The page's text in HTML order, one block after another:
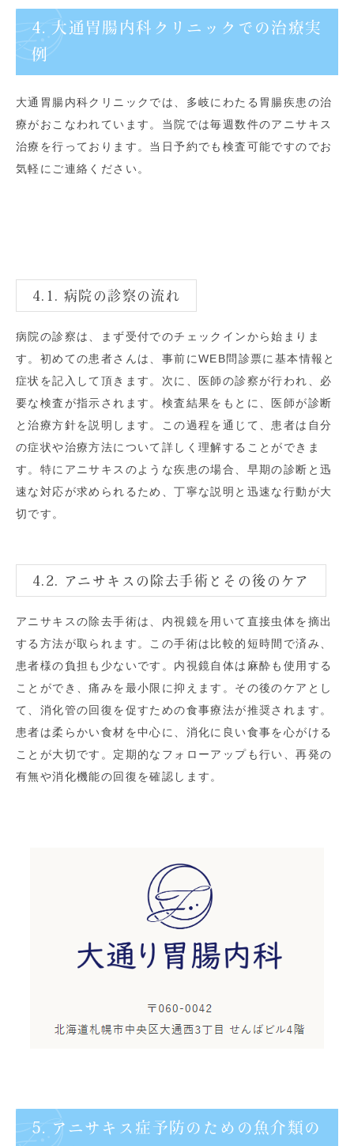
4. 大通胃腸内科クリニックでの治療実
例
大通胃腸内科クリニックでは、多岐にわたる胃腸疾患の治
療がおこなわれています。当院では毎週数件のアニサキス
治療を行っております。当日予約でも検査可能ですのでお
気軽にご連絡ください。
4.1. 病院の診察の流れ
病院の診察は、まず受付でのチェックインから始まりま
す。初めての患者さんは、事前にWEB問診票に基本情報と
症状を記入して頂きます。次に、医師の診察が行われ、必
要な検査が指示されます。検査結果をもとに、医師が診断
と治療方針を説明します。この過程を通じて、患者は自分
の症状や治療方法について詳しく理解することができま
す。特にアニサキスのような疾患の場合、早期の診断と迅
速な対応が求められるため、丁寧な説明と迅速な行動が大
切です。
4.2. アニサキスの除去手術とその後のケア
アニサキスの除去手術は、内視鏡を用いて直接虫体を摘出
する方法が取られます。この手術は比較的短時間で済み、
患者様の負担も少ないです。内視鏡自体は麻酔も使用する
ことができ、痛みを最小限に抑えます。その後のケアとし
て、消化管の回復を促すための食事療法が推奨されます。
患者は柔らかい食材を中心に、消化に良い食事を心がける
ことが大切です。定期的なフォローアップも行い、再発の
有無や消化機能の回復を確認します。
5. アニサキス症予防のための魚介類の